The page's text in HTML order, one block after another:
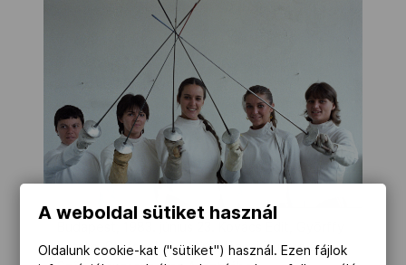
Katalin, Stefanek Gertrúd, Jánosi Zsuzsa és
A weboldal sütiket használ
Oldalunk cookie-kat ("sütiket") használ. Ezen fájlok